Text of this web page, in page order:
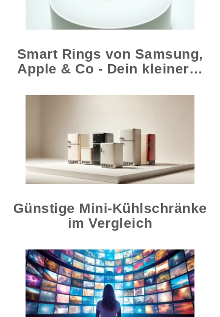
Smart Rings von Samsung,
Apple & Co - Dein kleiner…
Günstige Mini-Kühlschränke
im Vergleich